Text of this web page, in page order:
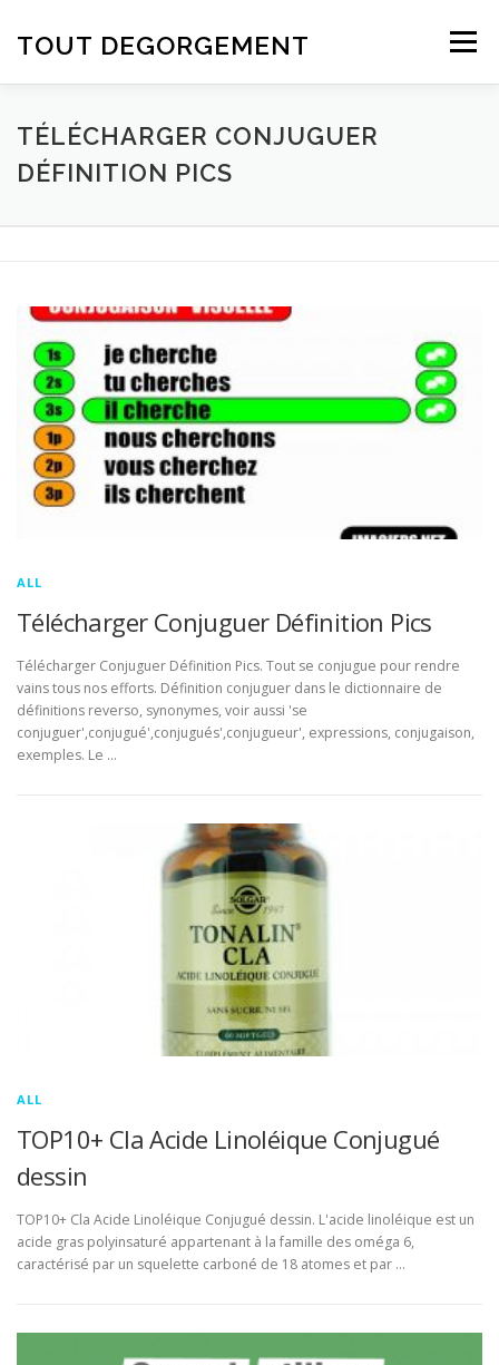
TOUT DEGORGEMENT Menu
TÉLÉCHARGER CONJUGUER
DÉFINITION PICS
ALL
Télécharger Conjuguer Définition Pics
Télécharger Conjuguer Définition Pics. Tout se conjugue pour rendre
vains tous nos efforts. Définition conjuguer dans le dictionnaire de
définitions reverso, synonymes, voir aussi 'se
conjuguer',conjugué',conjugués',conjugueur', expressions, conjugaison,
exemples. Le …
ALL
TOP10+ Cla Acide Linoléique Conjugué
dessin
TOP10+ Cla Acide Linoléique Conjugué dessin. L'acide linoléique est un
acide gras polyinsaturé appartenant à la famille des oméga 6,
caractérisé par un squelette carboné de 18 atomes et par …